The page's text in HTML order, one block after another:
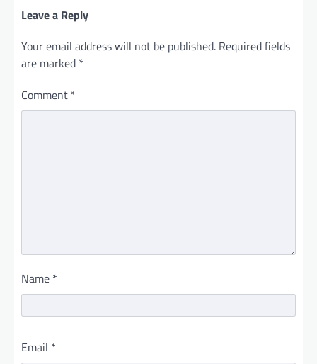
Leave a Reply
Your email address will not be published. Required fields
are marked *
Comment *
Name *
Email *